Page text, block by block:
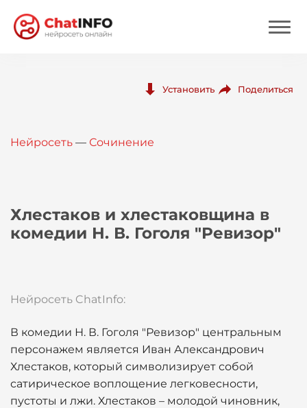
Вход
Установить Поделиться
Нейросеть — Сочинение
Хлестаков и хлестаковщина в
комедии Н. В. Гоголя "Ревизор"
Нейросеть ChatInfo:
В комедии Н. В. Гоголя "Ревизор" центральным
персонажем является Иван Александрович
Хлестаков, который символизирует собой
сатирическое воплощение легковесности,
пустоты и лжи. Хлестаков – молодой чиновник,